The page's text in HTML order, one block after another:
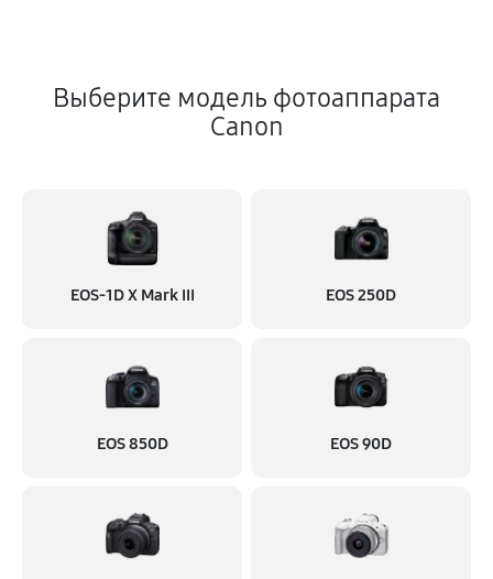
Выберите модель фотоаппарата
Canon
EOS‑1D X Mark III EOS 250D
EOS 850D EOS 90D